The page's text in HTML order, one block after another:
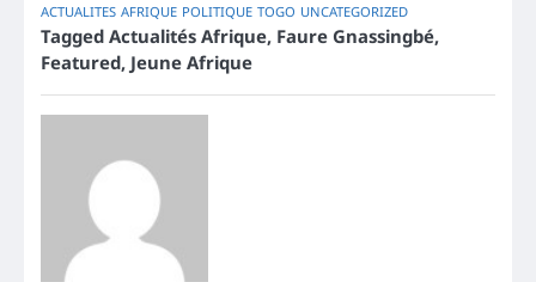
ACTUALITES AFRIQUE POLITIQUE TOGO UNCATEGORIZED
Tagged Actualités Afrique, Faure Gnassingbé,
Featured, Jeune Afrique